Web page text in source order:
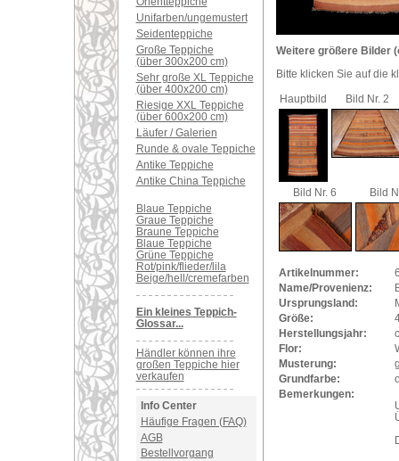
Unifarben/ungemustert
Seidenteppiche
Große Teppiche
(über 300x200 cm)
Sehr große XL Teppiche
(über 400x200 cm)
Riesige XXL Teppiche
(über 600x200 cm)
Läufer / Galerien
Runde & ovale Teppiche
Antike Teppiche
Antike China Teppiche
Blaue Teppiche
Graue Teppiche
Braune Teppiche
Blaue Teppiche
Grüne Teppiche
Rot/pink/flieder/lila
Beige/hell/cremefarben
Ein kleines Teppich-
Glossar...
Händler können ihre
großen Teppiche hier
verkaufen
Info Center
Häufige Fragen (FAQ)
AGB
Bestellvorgang
Weitere größere Bilder
Bitte klicken Sie auf die
Hauptbild
Bild Nr. 2
Bild Nr. 6 Bild
Artikelnummer:
Name/Provenienz:
Ursprungsland:
Größe:
Herstellungsjahr:
Flor:
Musterung:
Grundfarbe:
Bemerkungen: